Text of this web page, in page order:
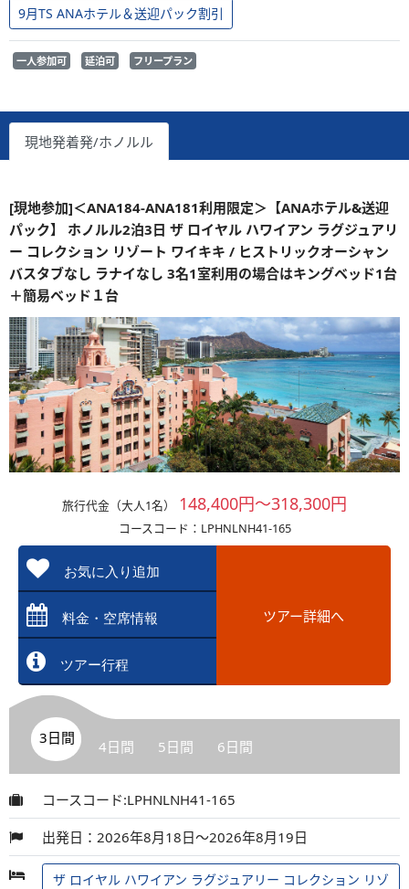
9月TS ANAホテル＆送迎パック割引
一人参加可 延泊可 フリープラン
現地発着発/ホノルル
[現地参加]＜ANA184-ANA181利用限定＞【ANAホテル&送迎
パック】 ホノルル2泊3日 ザ ロイヤル ハワイアン ラグジュアリ
ー コレクション リゾート ワイキキ / ヒストリックオーシャン
バスタブなし ラナイなし 3名1室利用の場合はキングベッド1台
＋簡易ベッド１台
旅行代金（大人1名） 148,400円～318,300円
コースコード：LPHNLNH41-165
お気に入り追加
料金・空席情報
ツアー行程
ツアー詳細へ
3日間 4日間 5日間 6日間
コースコード:LPHNLNH41-165
出発日：2026年8月18日～2026年8月19日
ザ ロイヤル ハワイアン ラグジュアリー コレクション リゾ